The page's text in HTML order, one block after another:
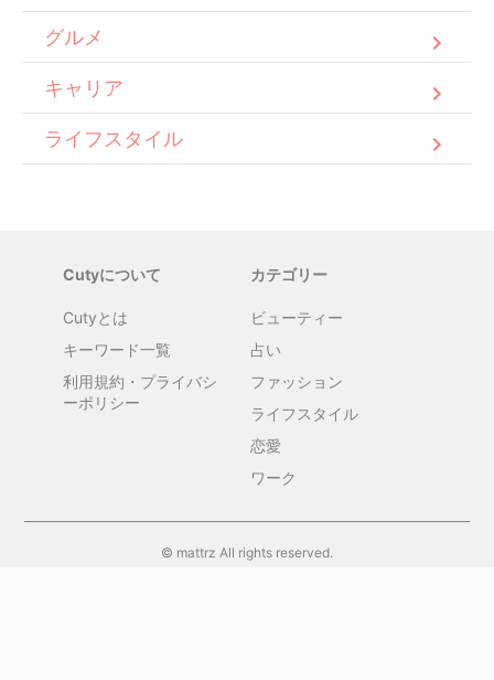
グルメ
キャリア
ライフスタイル
Cutyについて
Cutyとは
キーワード一覧
利用規約・プライバシ
ーポリシー
カテゴリー
ビューティー
占い
ファッション
ライフスタイル
恋愛
ワーク
© mattrz All rights reserved.